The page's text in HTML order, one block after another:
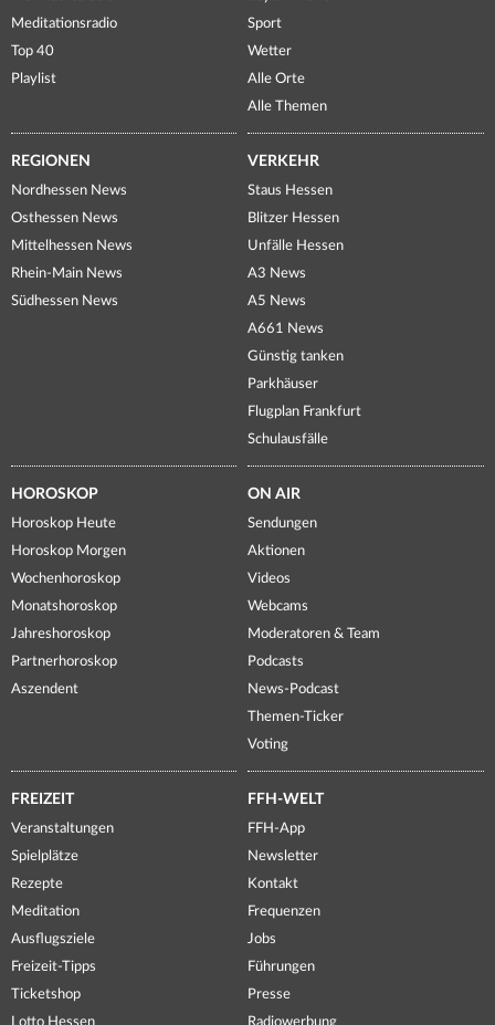
Meditationsradio
Top 40
Playlist
Sport
Wetter
Alle Orte
Alle Themen
REGIONEN
Nordhessen News
Osthessen News
Mittelhessen News
Rhein-Main News
Südhessen News
VERKEHR
Staus Hessen
Blitzer Hessen
Unfälle Hessen
A3 News
A5 News
A661 News
Günstig tanken
Parkhäuser
Flugplan Frankfurt
Schulausfälle
HOROSKOP
Horoskop Heute
Horoskop Morgen
Wochenhoroskop
Monatshoroskop
Jahreshoroskop
Partnerhoroskop
Aszendent
ON AIR
Sendungen
Aktionen
Videos
Webcams
Moderatoren & Team
Podcasts
News-Podcast
Themen-Ticker
Voting
FREIZEIT
Veranstaltungen
Spielplätze
Rezepte
Meditation
Ausflugsziele
Freizeit-Tipps
Ticketshop
Lotto Hessen
FFH-WELT
FFH-App
Newsletter
Kontakt
Frequenzen
Jobs
Führungen
Presse
Radiowerbung